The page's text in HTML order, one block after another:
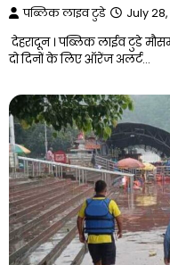
पब्लिक लाइव टुडे July
देहरादून । पब्लिक लाईव टुडे
दो दिनों के लिए ऑरेंज अलर्ट…